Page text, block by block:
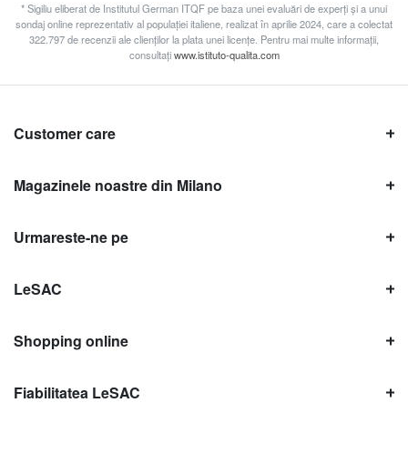
* Sigiliu eliberat de Institutul German ITQF pe baza unei evaluări de experți și a unui
sondaj online reprezentativ al populației italiene, realizat în aprilie 2024, care a colectat
322.797 de recenzii ale clienților la plata unei licențe. Pentru mai multe informații,
consultațiwww.istituto-qualita.com
Customer care
Magazinele noastre din Milano
Urmareste-ne pe
LeSAC
Shopping online
Fiabilitatea LeSAC